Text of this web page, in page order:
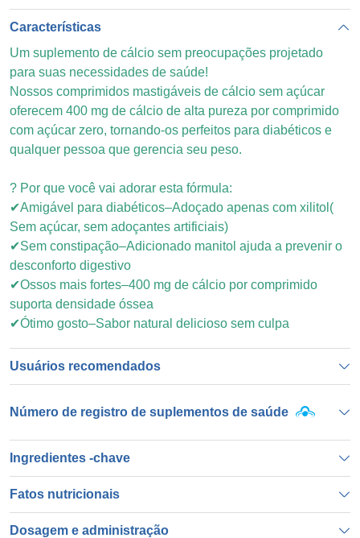
Características
Um suplemento de cálcio sem preocupações projetado
para suas necessidades de saúde!
Nossos comprimidos mastigáveis ​​de cálcio sem açúcar
oferecem 400 mg de cálcio de alta pureza por comprimido
com açúcar zero, tornando-os perfeitos para diabéticos e
qualquer pessoa que gerencia seu peso.
? Por que você vai adorar esta fórmula:
✔Amigável para diabéticos–Adoçado apenas com xilitol (
Sem açúcar, sem adoçantes artificiais)
✔Sem constipação–Adicionado manitol ajuda a prevenir o
desconforto digestivo
✔Ossos mais fortes–400 mg de cálcio por comprimido
suporta densidade óssea
✔Ótimo gosto–Sabor natural delicioso sem culpa
Usuários recomendados
Número de registro de suplementos de saúde
Ingredientes -chave
Fatos nutricionais
Dosagem e administração